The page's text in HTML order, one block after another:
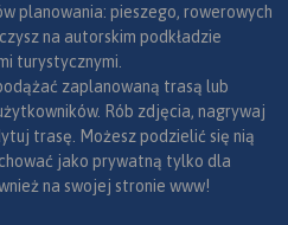
planowania: pieszego, rowerowych
na autorskim podkładzie
turystycznymi.
zaplanowaną trasą lub
Rób zdjęcia, nagrywaj
trasę. Możesz podzielić się nią
jako prywatną tylko dla
na swojej stronie www!